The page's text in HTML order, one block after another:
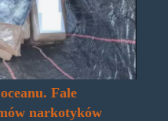
Fale
narkotyków